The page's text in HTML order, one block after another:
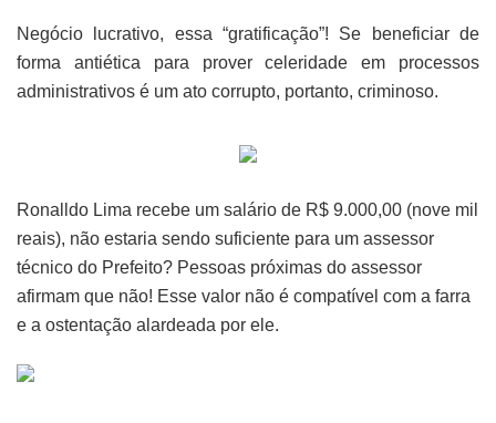
Negócio lucrativo, essa “gratificação”! Se beneficiar de
forma antiética para prover celeridade em processos
administrativos é um ato corrupto, portanto, criminoso.
Ronalldo Lima recebe um salário de R$ 9.000,00 (nove mil
reais), não estaria sendo suficiente para um assessor
técnico do Prefeito? Pessoas próximas do assessor
afirmam que não! Esse valor não é compatível com a farra
e a ostentação alardeada por ele.